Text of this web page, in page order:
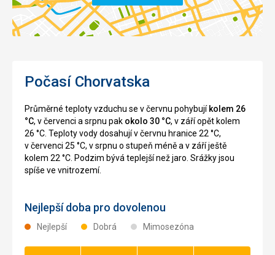
Počasí Chorvatska
Průměrné teploty vzduchu se v červnu pohybují kolem 26
°C, v červenci a srpnu pak okolo 30 °C, v září opět kolem
26 °C. Teploty vody dosahují v červnu hranice 22 °C,
v červenci 25 °C, v srpnu o stupeň méně a v září ještě
kolem 22 °C. Podzim bývá teplejší než jaro. Srážky jsou
spíše ve vnitrozemí.
Nejlepší doba pro dovolenou
Nejlepší Dobrá Mimosezóna